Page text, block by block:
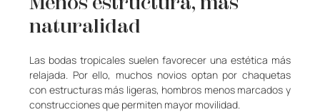
naturalidad
Las bodas tropicales suelen favorecer una estética más
relajada. Por ello, muchos novios optan por chaquetas
con estructuras más ligeras, hombros menos marcados y
construcciones que permiten mayor movilidad.